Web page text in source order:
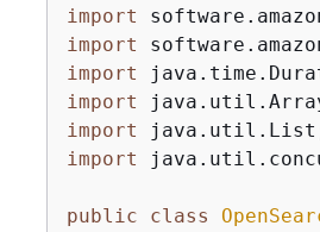
import
import
import
import
import
import
public class